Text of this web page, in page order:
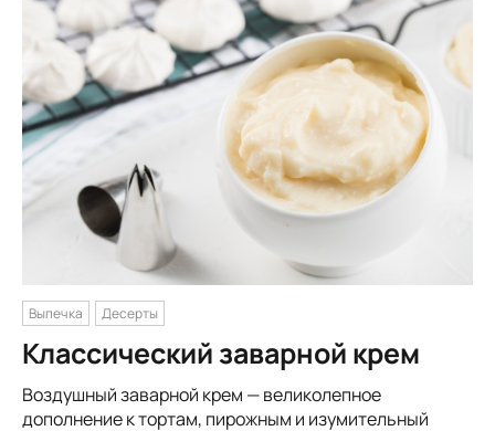
Выпечка Десерты
Классический заварной крем
Воздушный заварной крем — великолепное
дополнение к тортам, пирожным и изумительный